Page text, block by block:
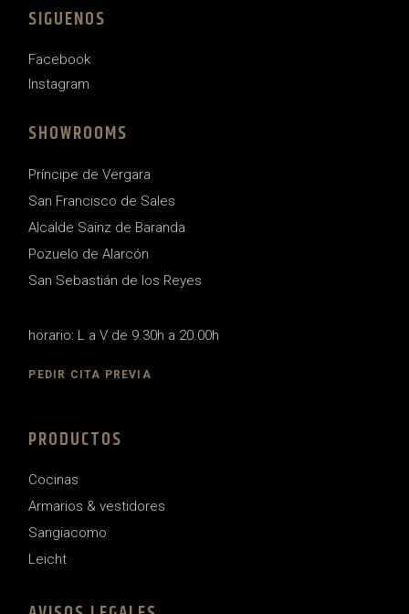
SIGUENOS
Facebook
Instagram
SHOWROOMS
Príncipe de Vergara
San Francisco de Sales
Alcalde Sainz de Baranda
Pozuelo de Alarcón
San Sebastián de los Reyes
horario: L a V de 9.30h a 20.00h
PEDIR CITA PREVIA
PRODUCTOS
Cocinas
Armarios & vestidores
Sangiacomo
Leicht